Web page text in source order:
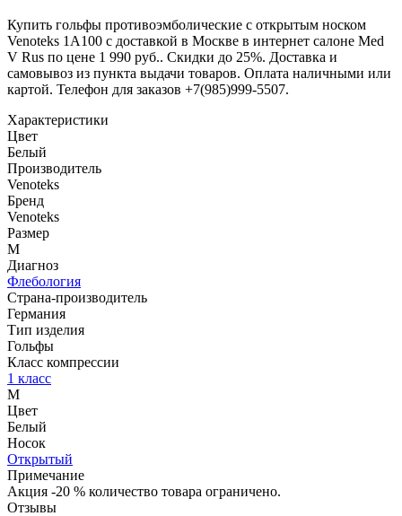
Купить гольфы противоэмболические с открытым носком
Venoteks 1A100 с доставкой в Москве в интернет салоне Med
V Rus по цене 1 990 руб.. Скидки до 25%. Доставка и
самовывоз из пункта выдачи товаров. Оплата наличными или
картой. Телефон для заказов +7(985)999-5507.
Характеристики
Цвет
Белый
Производитель
Venoteks
Бренд
Venoteks
Размер
M
Диагноз
Флебология
Страна-производитель
Германия
Тип изделия
Гольфы
Класс компрессии
1 класс
M
Цвет
Белый
Носок
Открытый
Примечание
Акция -20 % количество товара ограничено.
Отзывы